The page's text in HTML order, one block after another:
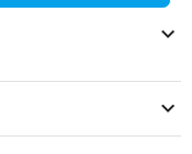
keyboard_arrow_down
keyboard_arrow_down